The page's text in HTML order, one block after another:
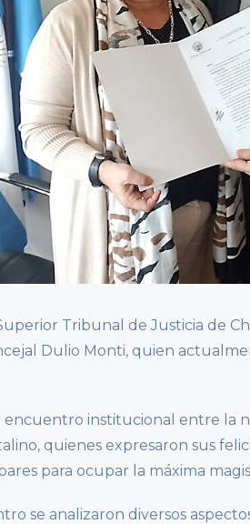
Tribunal de Justicia de
Dulio Monti, quien
institucional entre la
quienes expresaron sus
para ocupar la máxima
se analizaron diversos